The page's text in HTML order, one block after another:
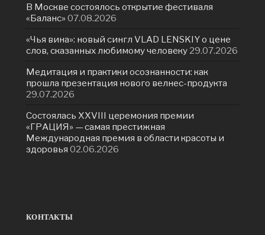
В Москве состоялось открытие фестиваля
«Баланс» 07.08.2026
«Чья вина»: новый сингл VLAD LENSKIY о цене
слов, сказанных любимому человеку 29.07.2026
Медитация и практики осознанности: как
прошла презентация нового велнес-продукта
29.07.2026
Состоялась ХXVIII церемония премии
«ГРАЦИЯ» — самая престижная
Международная премия в области красоты и
здоровья 02.06.2026
КОНТАКТЫ